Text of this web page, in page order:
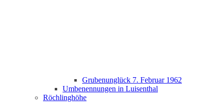
Grubenunglück 7. Februar 1962
Umbenennungen in Luisenthal
Röchlinghöhe